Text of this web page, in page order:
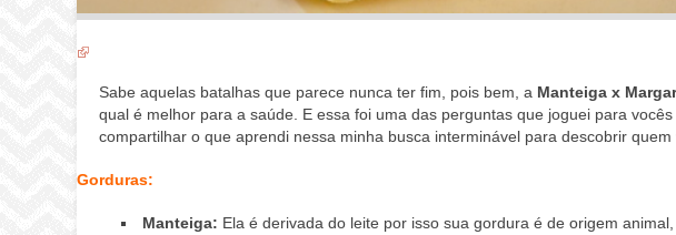
Sabe aquelas batalhas que parece nunca ter fim, pois bem, a Manteiga x
qual é melhor para a saúde. E essa foi uma das perguntas que joguei para vocês
compartilhar o que aprendi nessa minha busca interminável para descobrir quem
Gorduras:
Manteiga: Ela é derivada do leite por isso sua gordura é de origem